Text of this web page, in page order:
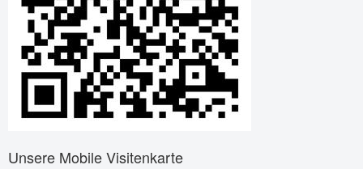
Unsere Mobile Visitenkarte